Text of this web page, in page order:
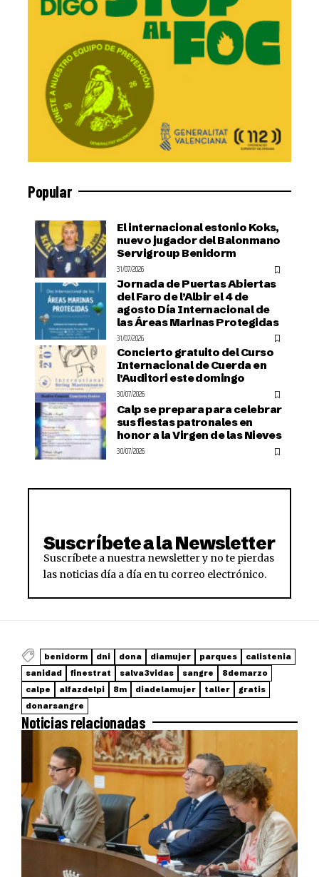
Popular
El internacional estonio Koks,
nuevo jugador del Balonmano
Servigroup Benidorm
31/07/2026
Jornada de Puertas Abiertas
del Faro de l’Albir el 4 de
agosto Día Internacional de
las Áreas Marinas Protegidas
31/07/2026
Concierto gratuito del Curso
Internacional de Cuerda en
l’Auditori este domingo
30/07/2026
Calp se prepara para celebrar
sus fiestas patronales en
honor a la Virgen de las Nieves
30/07/2026
Suscríbete a la Newsletter
Suscríbete a nuestra newsletter y no te pierdas
las noticias día a día en tu correo electrónico.
benidorm dni dona diamujer parques
calistenia
sanidad
finestrat salva3vidas sangre
8demarzo
calpe
alfazdelpi 8m diadelamujer taller
gratis
donarsangre
Noticias relacionadas